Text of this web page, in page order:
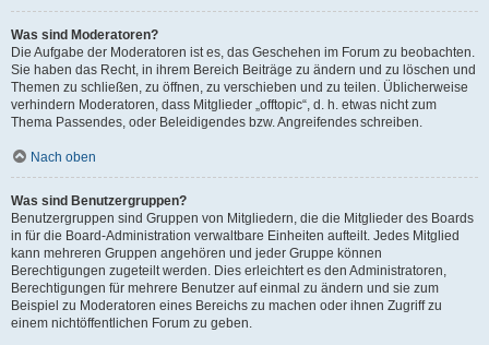
Was sind Moderatoren?
Die Aufgabe der Moderatoren ist es, das Geschehen im Forum zu beobachten.
Sie haben das Recht, in ihrem Bereich Beiträge zu ändern und zu löschen und
Themen zu schließen, zu öffnen, zu verschieben und zu teilen. Üblicherweise
verhindern Moderatoren, dass Mitglieder „offtopic“, d. h. etwas nicht zum
Thema Passendes, oder Beleidigendes bzw. Angreifendes schreiben.
Nach oben
Was sind Benutzergruppen?
Benutzergruppen sind Gruppen von Mitgliedern, die die Mitglieder des Boards
in für die Board-Administration verwaltbare Einheiten aufteilt. Jedes Mitglied
kann mehreren Gruppen angehören und jeder Gruppe können
Berechtigungen zugeteilt werden. Dies erleichtert es den Administratoren,
Berechtigungen für mehrere Benutzer auf einmal zu ändern und sie zum
Beispiel zu Moderatoren eines Bereichs zu machen oder ihnen Zugriff zu
einem nichtöffentlichen Forum zu geben.